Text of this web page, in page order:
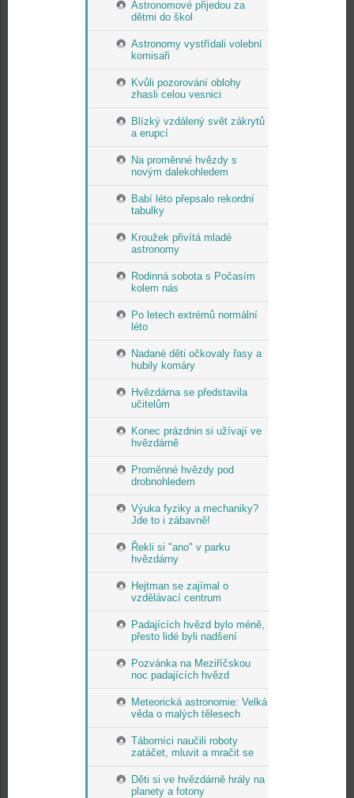
Astronomové přijedou za
dětmi do škol
Astronomy vystřídali volební
komisaři
Kvůli pozorování oblohy
zhasli celou vesnici
Blízký vzdálený svět zákrytů
a erupcí
Na proměnné hvězdy s
novým dalekohledem
Babí léto přepsalo rekordní
tabulky
Kroužek přivítá mladé
astronomy
Rodinná sobota s Počasím
kolem nás
Po letech extrémů normální
léto
Nadané děti očkovaly řasy a
hubily komáry
Hvězdárna se představila
učitelům
Konec prázdnin si užívají ve
hvězdárně
Proměnné hvězdy pod
drobnohledem
Výuka fyziky a mechaniky?
Jde to i zábavně!
Řekli si "ano" v parku
hvězdárny
Hejtman se zajímal o
vzdělávací centrum
Padajících hvězd bylo méně,
přesto lidé byli nadšení
Pozvánka na Meziříčskou
noc padajících hvězd
Meteorická astronomie: Velká
věda o malých tělesech
Táborníci naučili roboty
zatáčet, mluvit a mračit se
Děti si ve hvězdárně hrály na
planety a fotony